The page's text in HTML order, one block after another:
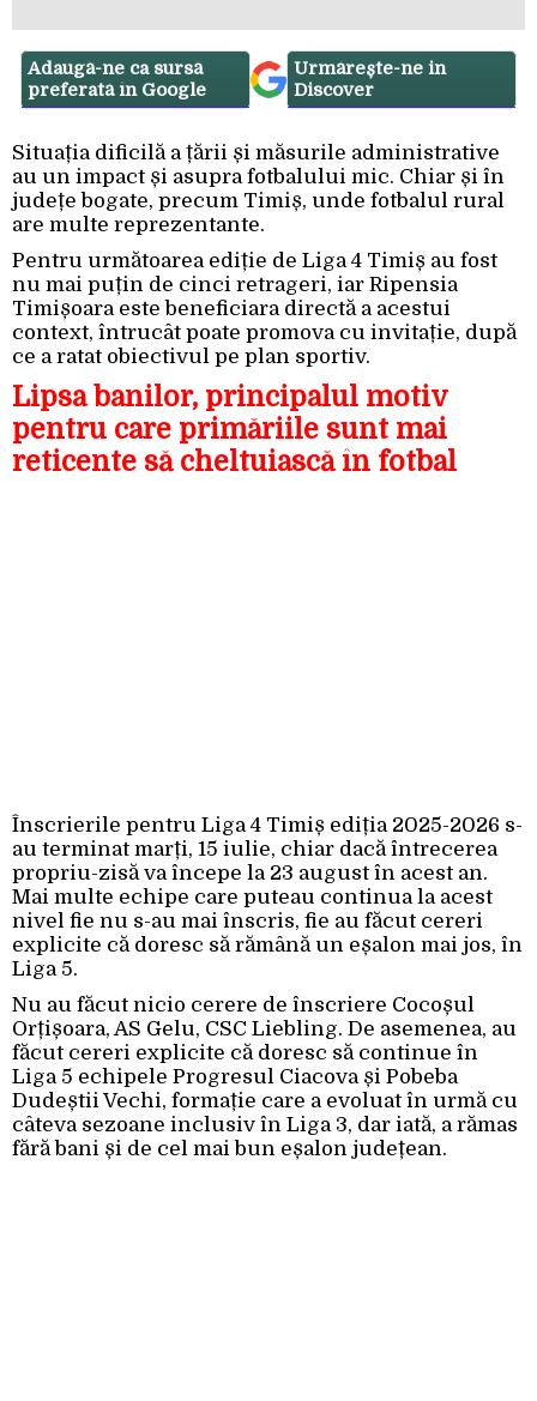
Adaugă-ne ca sursă
preferată în Google
Urmărește-ne in
Discover
Situația dificilă a țării și măsurile administrative
au un impact și asupra fotbalului mic. Chiar și în
județe bogate, precum Timiș, unde fotbalul rural
are multe reprezentante.
Pentru următoarea ediție de Liga 4 Timiș au fost
nu mai puțin de cinci retrageri, iar Ripensia
Timișoara este beneficiara directă a acestui
context, întrucât poate promova cu invitație, după
ce a ratat obiectivul pe plan sportiv.
Lipsa banilor, principalul motiv
pentru care primăriile sunt mai
reticente să cheltuiască în fotbal
Înscrierile pentru Liga 4 Timiș ediția 2025-2026 s-
au terminat marți, 15 iulie, chiar dacă întrecerea
propriu-zisă va începe la 23 august în acest an.
Mai multe echipe care puteau continua la acest
nivel fie nu s-au mai înscris, fie au făcut cereri
explicite că doresc să rămână un eșalon mai jos, în
Liga 5.
Nu au făcut nicio cerere de înscriere Cocoșul
Orțișoara, AS Gelu, CSC Liebling. De asemenea, au
făcut cereri explicite că doresc să continue în
Liga 5 echipele Progresul Ciacova și Pobeba
Dudeștii Vechi, formație care a evoluat în urmă cu
câteva sezoane inclusiv în Liga 3, dar iată, a rămas
fără bani și de cel mai bun eșalon județean.